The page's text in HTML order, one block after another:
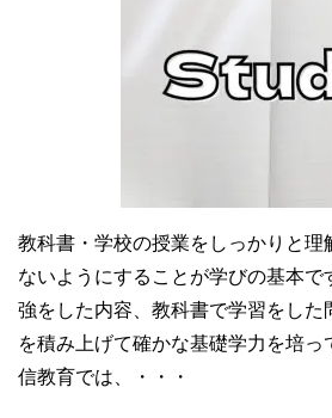
教科書・学校の授業をしっかりと理
ないようにすることが学びの基本で
強をした内容、教科書で学習をした
を積み上げて確かな基礎学力を培っ
信教育では、・・・